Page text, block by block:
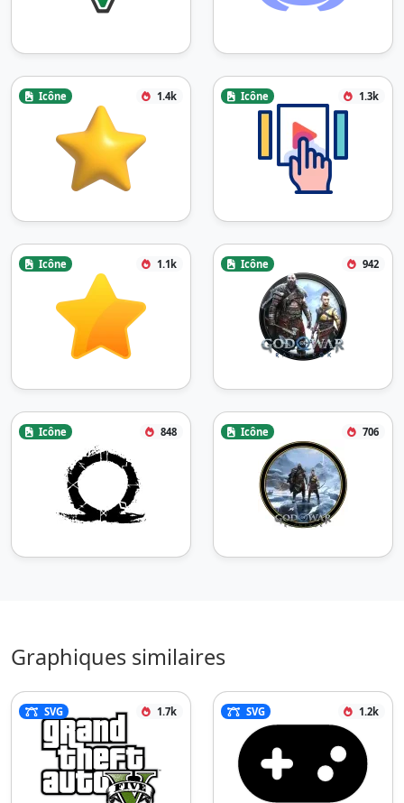
Icône 1.4k Icône 1.3k
Icône 1.1k Icône 942
Icône 848 Icône 706
Graphiques similaires
SVG 1.7k SVG 1.2k